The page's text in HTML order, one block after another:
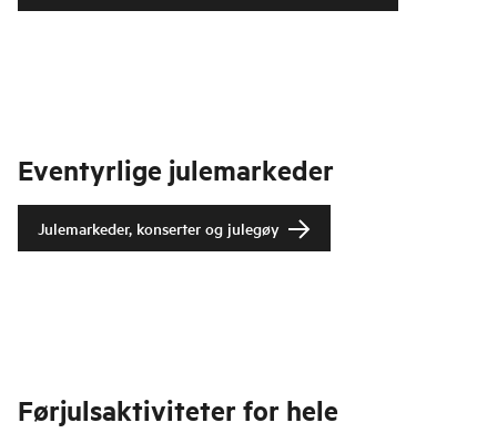
Eventyrlige julemarkeder
Julemarkeder, konserter og julegøy
Førjulsaktiviteter for hele